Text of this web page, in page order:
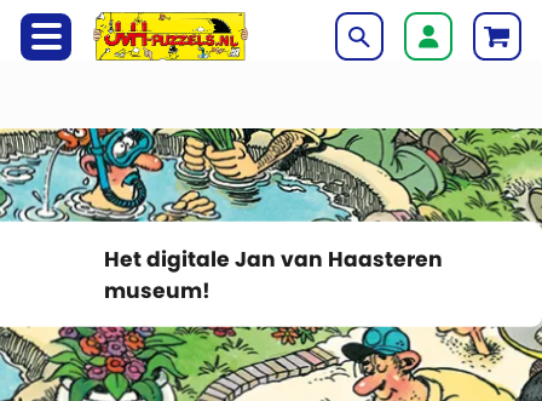
Het digitale Jan van Haasteren
museum!